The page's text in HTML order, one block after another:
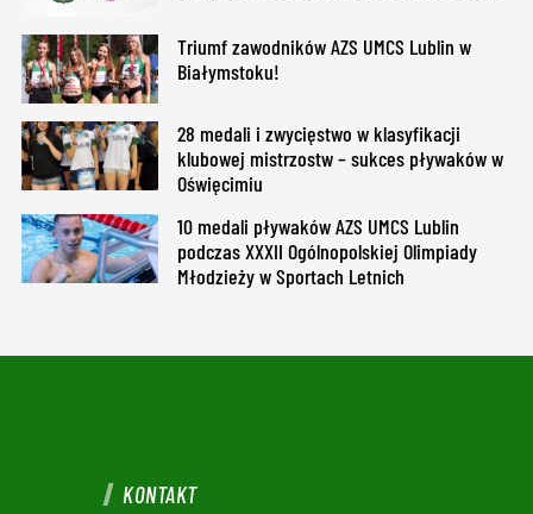
Triumf zawodników AZS UMCS Lublin w
Białymstoku!
28 medali i zwycięstwo w klasyfikacji
klubowej mistrzostw – sukces pływaków w
Oświęcimiu
10 medali pływaków AZS UMCS Lublin
podczas XXXII Ogólnopolskiej Olimpiady
Młodzieży w Sportach Letnich
KONTAKT